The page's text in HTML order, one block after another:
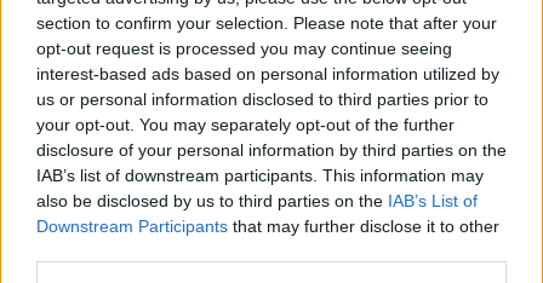
section to confirm your selection. Please note that after your
opt-out request is processed you may continue seeing
interest-based ads based on personal information utilized by
us or personal information disclosed to third parties prior to
your opt-out. You may separately opt-out of the further
disclosure of your personal information by third parties on the
IAB’s list of downstream participants. This information may
also be disclosed by us to third parties on the IAB’s List of
Downstream Participants that may further disclose it to other
Группа С: Греция, Италия, Хорватия, Украина,
Великобритания, Эстония.